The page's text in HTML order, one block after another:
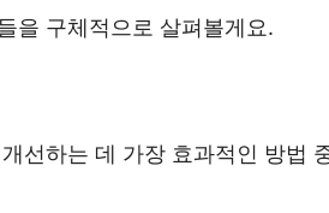
을 구체적으로 살펴볼게요.
선하는 데 가장 효과적인 방법